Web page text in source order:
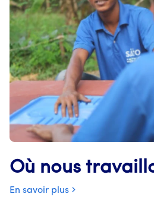
Où nous
En savoir plus